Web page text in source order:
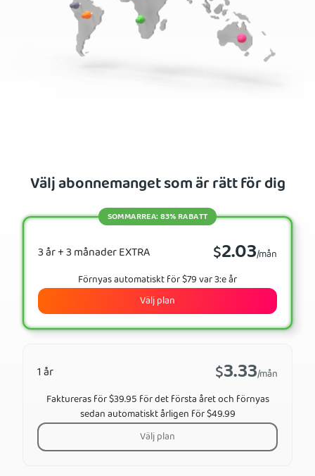
Välj abonnemanget som är rätt för dig
3 år + 3 månader EXTRA $2.03/mån
SOMMARREA: 83% RABATT
Förnyas automatiskt för $79 var 3:e år
Välj plan
1 år $3.33/mån
Faktureras för $39.95 för det första året och förnyas
sedan automatiskt årligen för $49.99
Välj plan